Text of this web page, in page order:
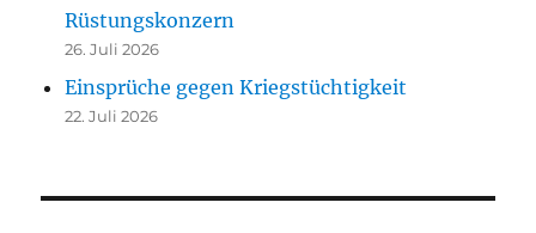
Rüstungskonzern
26. Juli 2026
Einsprüche gegen Kriegstüchtigkeit
22. Juli 2026